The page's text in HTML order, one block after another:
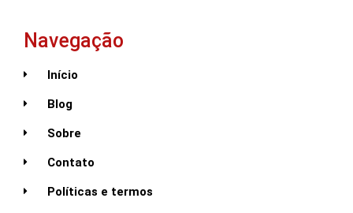
Navegação
Início
Blog
Sobre
Contato
Políticas e termos